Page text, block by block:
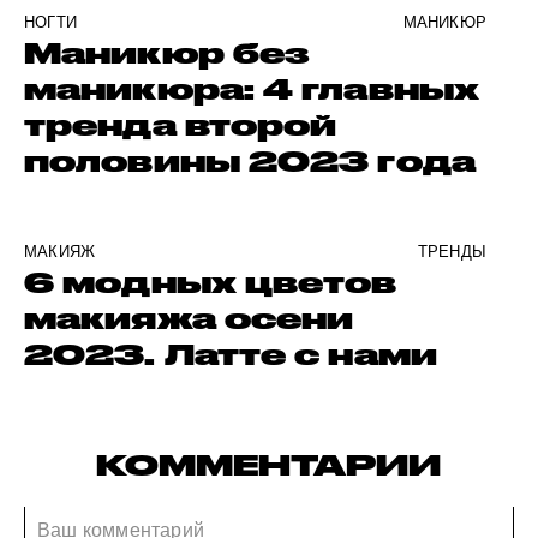
НОГТИ МАНИКЮР
Маникюр без
маникюра: 4 главных
тренда второй
половины 2023 года
МАКИЯЖ ТРЕНДЫ
6 модных цветов
макияжа осени
2023. Латте с нами
КОММЕНТАРИИ